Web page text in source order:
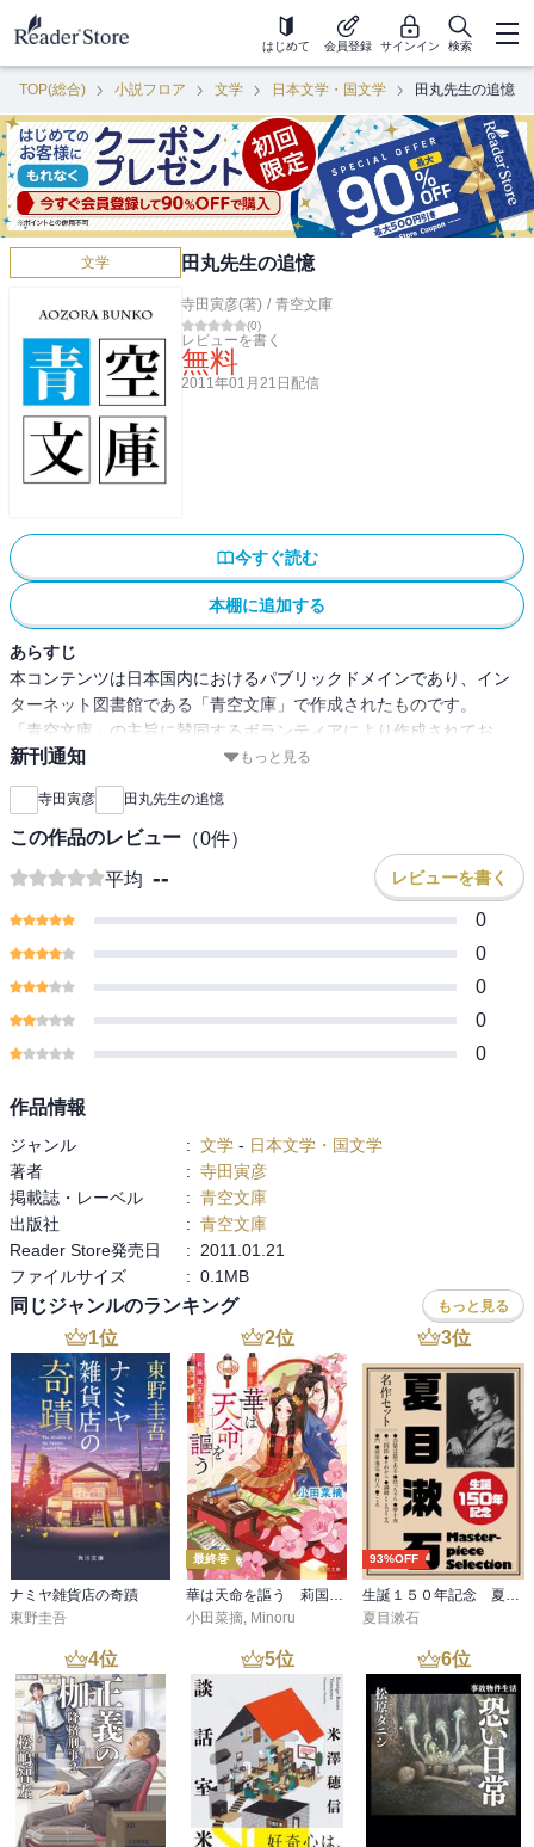
はじめて 会員登録 サインイン 検索
TOP(総合) 小説フロア 文学 日本文学・国文学 田丸先生の追憶
文学 田丸先生の追憶
寺田寅彦(著) / 青空文庫
(0)
レビューを書く
無料
2011年01月21日 配信
今すぐ読む
本棚に追加する
あらすじ
本コンテンツは日本国内におけるパブリックドメインであり、イン
ターネット図書館である「青空文庫」で作成されたものです。
「青空文庫」の主旨に賛同するボランティアにより作成されてお
り、注釈等が追記されている場合があります。
もっと見る
新刊通知
寺田寅彦 田丸先生の追憶
この作品のレビュー （0件）
平均 -- レビューを書く
0
0
0
0
0
作品情報
ジャンル : 文学 - 日本文学・国文学
著者
: 寺田寅彦
掲載誌・レーベル
: 青空文庫
出版社
: 青空文庫
Reader Store発売日
:
2011.01.21
ファイルサイズ
: 0.1MB
同じジャンルのランキング もっと見る
1位
ナミヤ雑貨店の奇蹟
東野圭吾
2位
最終巻
華は天命を謳う 莉国後宮女医伝 五
小田菜摘, Minoru
3位
93%OFF
生誕１５０年記念 夏目漱石 名作セット
夏目漱石
4位 5位 6位